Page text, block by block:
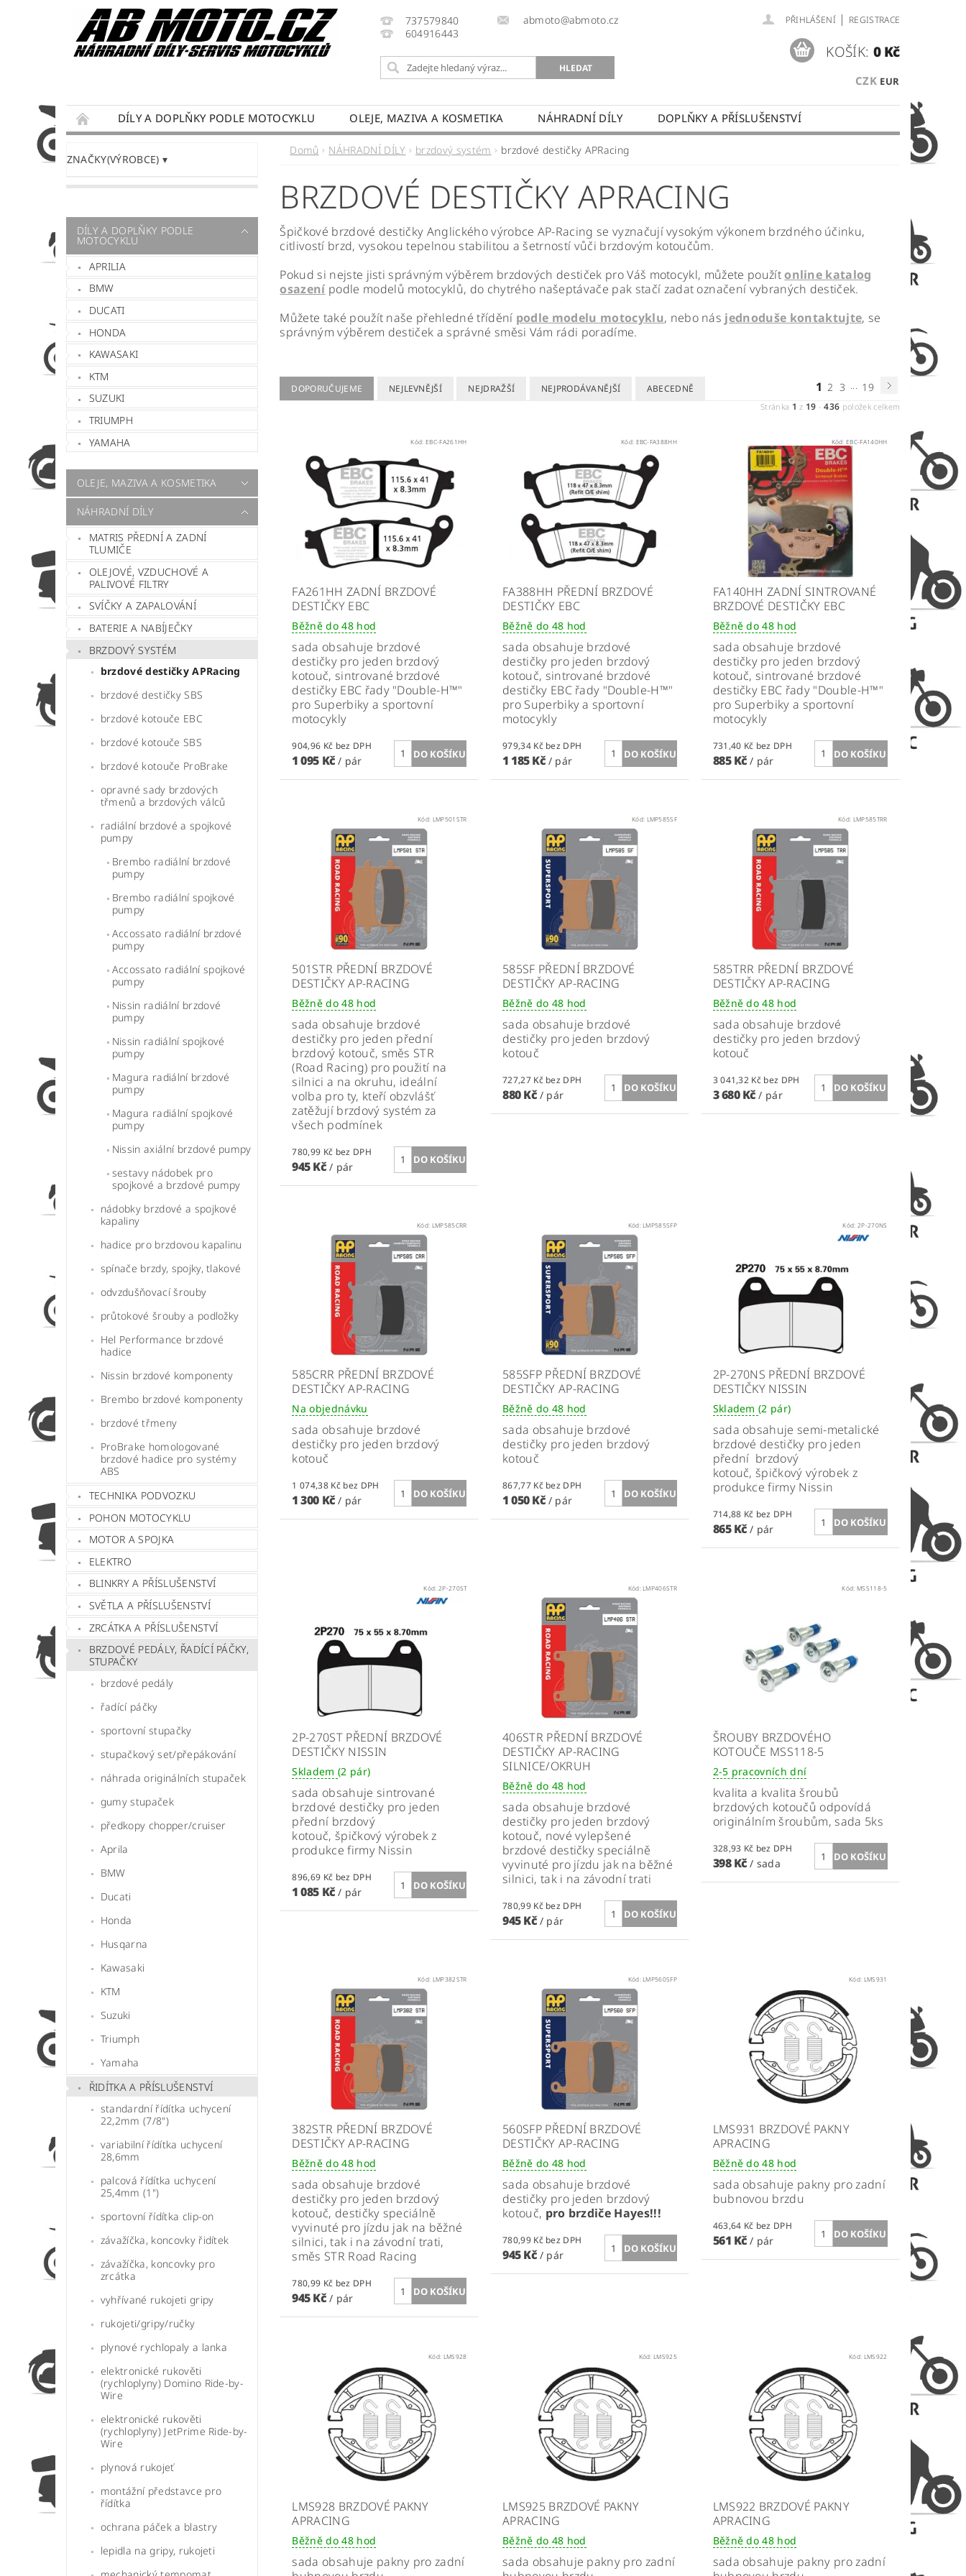
737579840
604916443
abmoto@abmoto.cz PŘIHLÁŠENÍ | REGISTRACE
CZK EUR
KOŠÍK: 0 Kč
DÍLY A DOPLŇKY PODLE MOTOCYKLU OLEJE, MAZIVA A KOSMETIKA NÁHRADNÍ DÍLY
DOPLŇKY A PŘÍSLUŠENSTVÍ
SERVIS MOTOCYKLŮ KONTAKT NAPIŠTE NÁM DOPRAVA A PLATBY
PODMÍNKY OCHRANY OSOBNÍCH ÚDAJŮ
ZNAČKY(VÝROBCE)
DÍLY A DOPLŇKY PODLE
MOTOCYKLU
APRILIA
BMW
DUCATI
HONDA
KAWASAKI
KTM
SUZUKI
TRIUMPH
YAMAHA
OLEJE, MAZIVA A KOSMETIKA
NÁHRADNÍ DÍLY
MATRIS PŘEDNÍ A ZADNÍ
TLUMIČE
OLEJOVÉ, VZDUCHOVÉ A
PALIVOVÉ FILTRY
SVÍČKY A ZAPALOVÁNÍ
BATERIE A NABÍJEČKY
BRZDOVÝ SYSTÉM
brzdové destičky APRacing
brzdové destičky SBS
brzdové kotouče EBC
brzdové kotouče SBS
brzdové kotouče ProBrake
opravné sady brzdových
třmenů a brzdových válců
radiální brzdové a spojkové
pumpy
Brembo radiální brzdové
pumpy
Brembo radiální spojkové
pumpy
Accossato radiální brzdové
pumpy
Accossato radiální spojkové
pumpy
Nissin radiální brzdové
pumpy
Nissin radiální spojkové
pumpy
Magura radiální brzdové
pumpy
Magura radiální spojkové
pumpy
Nissin axiální brzdové pumpy
sestavy nádobek pro
spojkové a brzdové pumpy
nádobky brzdové a spojkové
kapaliny
hadice pro brzdovou kapalinu
spínače brzdy, spojky, tlakové
odvzdušňovací šrouby
průtokové šrouby a podložky
Hel Performance brzdové
hadice
Nissin brzdové komponenty
Brembo brzdové komponenty
brzdové třmeny
ProBrake homologované
brzdové hadice pro systémy
ABS
TECHNIKA PODVOZKU
POHON MOTOCYKLU
MOTOR A SPOJKA
ELEKTRO
BLINKRY A PŘÍSLUŠENSTVÍ
SVĚTLA A PŘÍSLUŠENSTVÍ
ZRCÁTKA A PŘÍSLUŠENSTVÍ
BRZDOVÉ PEDÁLY, ŘADÍCÍ PÁČKY,
STUPAČKY
brzdové pedály
řadící páčky
sportovní stupačky
stupačkový set/přepákování
náhrada originálních stupaček
gumy stupaček
předkopy chopper/cruiser
Aprila
BMW
Ducati
Honda
Husqarna
Kawasaki
KTM
Suzuki
Triumph
Yamaha
ŘIDÍTKA A PŘÍSLUŠENSTVÍ
standardní řídítka uchycení
22,2mm (7/8")
variabilní řídítka uchycení
28,6mm
palcová řídítka uchycení
25,4mm (1")
sportovní řídítka clip-on
závažíčka, koncovky řidítek
závažíčka, koncovky pro
zrcátka
vyhřívané rukojeti gripy
rukojeti/gripy/ručky
plynové rychlopaly a lanka
elektronické rukověti
(rychloplyny) Domino Ride-by-
Wire
elektronické rukověti
(rychloplyny) JetPrime Ride-by-
Wire
plynová rukojeť
montážní představce pro
řídítka
ochrana páček a blastry
lepidla na gripy, rukojeti
Domů NÁHRADNÍ DÍLY brzdový systém brzdové destičky APRacing
BRZDOVÉ DESTIČKY APRACING
Špičkové brzdové destičky Anglického výrobce AP-Racing se vyznačují vysokým výkonem brzdného účinku,
citlivostí brzd, vysokou tepelnou stabilitou a šetrností vůči brzdovým kotoučům.
Pokud si nejste jisti správným výběrem brzdových destiček pro Váš motocykl, můžete použítonline katalog
osazení podle modelů motocyklů, do chytrého našeptávače pak stačí zadat označení vybraných destiček.
Můžete také použít naše přehledné třídění podle modelu motocyklu, nebo nás jednoduše kontaktujte, se
správným výběrem destiček a správné směsi Vám rádi poradíme.
DOPORUČUJEME NEJLEVNĚJŠÍ NEJDRAŽŠÍ NEJPRODÁVANĚJŠÍ ABECEDNĚ 1 2 3 ... 19
Stránka 1 z 19 -436 položek celkem
Kód: EBC-FA261HH
FA261HH ZADNÍ BRZDOVÉ
DESTIČKY EBC
Běžně do 48 hod
sada obsahuje brzdové
destičky pro jeden brzdový
kotouč, sintrované brzdové
destičky EBC řady "Double-H™"
pro Superbiky a sportovní
motocykly
904,96 Kč bez DPH
1 095 Kč/ pár
Kód: EBC-FA388HH
FA388HH PŘEDNÍ BRZDOVÉ
DESTIČKY EBC
Běžně do 48 hod
sada obsahuje brzdové
destičky pro jeden brzdový
kotouč, sintrované brzdové
destičky EBC řady "Double-H™"
pro Superbiky a sportovní
motocykly
979,34 Kč bez DPH
1 185 Kč / pár
Kód:EBC-FA140HH
FA140HH ZADNÍ SINTROVANÉ
BRZDOVÉ DESTIČKY EBC
Běžně do 48 hod
sada obsahuje brzdové
destičky pro jeden brzdový
kotouč, sintrované brzdové
destičky EBC řady "Double-H™"
pro Superbiky a sportovní
motocykly
731,40 Kč bez DPH
885 Kč/ pár
Kód: LMP501STR
501STR PŘEDNÍ BRZDOVÉ
DESTIČKY AP-RACING
Běžně do 48 hod
sada obsahuje brzdové
destičky pro jeden přední
brzdový kotouč, směs STR
(Road Racing) pro použití na
silnici a na okruhu, ideální
volba pro ty, kteří obzvlášť
zatěžují brzdový systém za
všech podmínek
780,99 Kč bez DPH
945 Kč/ pár
Kód: LMP585SF
585SF PŘEDNÍ BRZDOVÉ
DESTIČKY AP-RACING
Běžně do 48 hod
sada obsahuje brzdové
destičky pro jeden brzdový
kotouč
727,27 Kč bez DPH
880 Kč / pár
Kód: LMP585TRR
585TRR PŘEDNÍ BRZDOVÉ
DESTIČKY AP-RACING
Běžně do 48 hod
sada obsahuje brzdové
destičky pro jeden brzdový
kotouč
3 041,32 Kč bez DPH
3 680 Kč/ pár
Kód: LMP585CRR
585CRR PŘEDNÍ BRZDOVÉ
DESTIČKY AP-RACING
Na objednávku
sada obsahuje brzdové
destičky pro jeden brzdový
kotouč
1 074,38 Kč bez DPH
1 300 Kč/ pár
Kód:LMP585SFP
585SFP PŘEDNÍ BRZDOVÉ
DESTIČKY AP-RACING
Běžně do 48 hod
sada obsahuje brzdové
destičky pro jeden brzdový
kotouč
867,77 Kč bez DPH
1 050 Kč / pár
Kód:2P-270NS
2P-270NS PŘEDNÍ BRZDOVÉ
DESTIČKY NISSIN
Skladem(2 pár)
sada obsahuje semi-metalické
brzdové destičky pro jeden
přední brzdový
kotouč, špičkový výrobek z
produkce firmy Nissin
714,88 Kč bez DPH
865 Kč/ pár
Kód: 2P-270ST
2P-270ST PŘEDNÍ BRZDOVÉ
DESTIČKY NISSIN
Skladem (2 pár)
sada obsahuje sintrované
brzdové destičky pro jeden
přední brzdový
kotouč, špičkový výrobek z
produkce firmy Nissin
896,69 Kč bez DPH
1 085 Kč/ pár
Kód:LMP406STR
406STR PŘEDNÍ BRZDOVÉ
DESTIČKY AP-RACING
SILNICE/OKRUH
Běžně do 48 hod
sada obsahuje brzdové
destičky pro jeden brzdový
kotouč, nové vylepšené
brzdové destičky speciálně
vyvinuté pro jízdu jak na běžné
silnici, tak i na závodní trati
780,99 Kč bez DPH
945 Kč / pár
Kód:MSS118-5
ŠROUBY BRZDOVÉHO
KOTOUČE MSS118-5
2-5 pracovních dní
kvalita a kvalita šroubů
brzdových kotoučů odpovídá
originálním šroubům, sada 5ks
328,93 Kč bez DPH
398 Kč/ sada
Kód: LMP382STR
382STR PŘEDNÍ BRZDOVÉ
DESTIČKY AP-RACING
Běžně do 48 hod
sada obsahuje brzdové
destičky pro jeden brzdový
kotouč, destičky speciálně
vyvinuté pro jízdu jak na běžné
silnici, tak i na závodní trati,
směs STR Road Racing
780,99 Kč bez DPH
945 Kč/ pár
Kód:LMP560SFP
560SFP PŘEDNÍ BRZDOVÉ
DESTIČKY AP-RACING
Běžně do 48 hod
sada obsahuje brzdové
destičky pro jeden brzdový
kotouč, pro brzdiče Hayes!!!
780,99 Kč bez DPH
945 Kč / pár
Kód: LMS931
LMS931 BRZDOVÉ PAKNY
APRACING
Běžně do 48 hod
sada obsahuje pakny pro zadní
bubnovou brzdu
463,64 Kč bez DPH
561 Kč/ pár
Kód: LMS928
LMS928 BRZDOVÉ PAKNY
APRACING
Běžně do 48 hod
sada obsahuje pakny pro zadní
Kód:LMS925
LMS925 BRZDOVÉ PAKNY
APRACING
Běžně do 48 hod
sada obsahuje pakny pro zadní
Kód: LMS922
LMS922 BRZDOVÉ PAKNY
APRACING
Běžně do 48 hod
sada obsahuje pakny pro zadní